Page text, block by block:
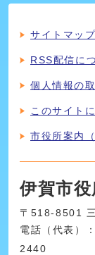
サイトマップ
RSS配信に
個人情報の
このサイト
市役所案内
伊賀市役
〒518-8501
電話（代表）
2440